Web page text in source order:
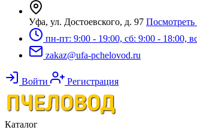
Уфа, ул. Достоевского, д. 97 Посмотреть
пн-пт: 9:00 - 19:00, сб: 9:00 - 18:00,
zakaz@ufa-pchelovod.ru
Войти Регистрация
Каталог